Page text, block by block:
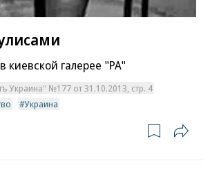
киевской галерее "РА"
Украина" №177 от 31.10.2013, стр. 4
Украина